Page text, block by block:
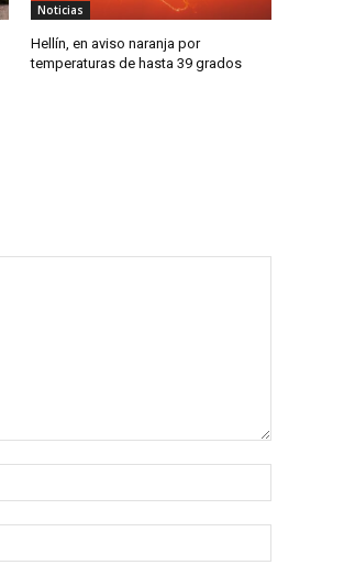
Noticias
Hellín, en aviso naranja por
temperaturas de hasta 39 grados
electrónico:*